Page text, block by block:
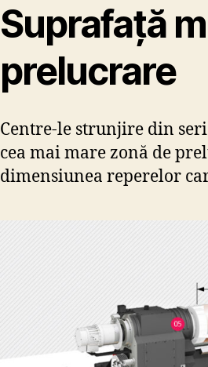
Suprafață
prelucrare
Centre-le strunjire din
cea mai mare zonă de
dimensiunea reperelor